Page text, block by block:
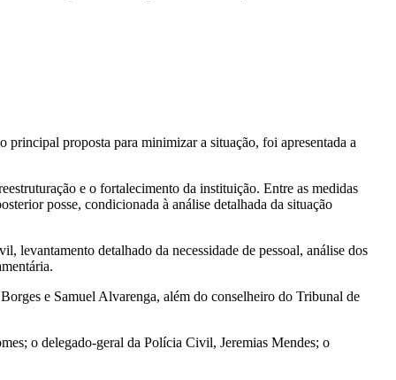
principal proposta para minimizar a situação, foi apresentada a
e o fortalecimento da instituição. Entre as medidas
posse, condicionada à análise detalhada da situação
levantamento detalhado da necessidade de pessoal, análise dos
e Samuel Alvarenga, além do conselheiro do Tribunal de
o delegado-geral da Polícia Civil, Jeremias Mendes; o